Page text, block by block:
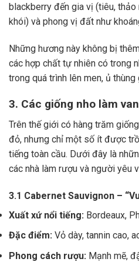
blackberry đến gia vị (tiêu,
khói) và phong vị đất như
Những hương này không bị
các hợp chất tự nhiên có trong
trong quá trình lên men, ủ thùng
3. Các giống nho làm
Trên thế giới có hàng trăm
đỏ, nhưng chỉ một số ít được
tiếng toàn cầu. Dưới đây là
các nhà làm rượu và người yêu
3.1 Cabernet Sauvignon –
Xuất xứ nổi tiếng: Bordeaux,
Đặc điểm: Vỏ dày, tannin cao,
Phong cách rượu: Mạnh mẽ,